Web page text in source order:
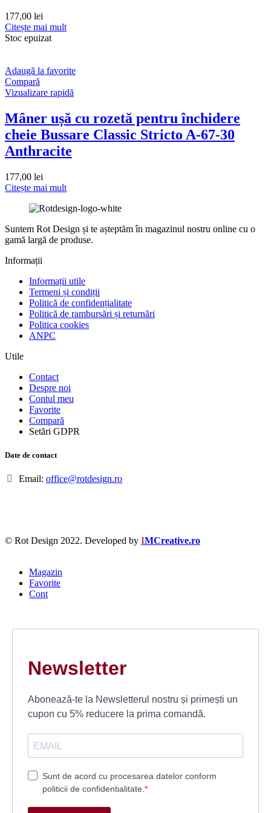
177,00 lei
Citește mai mult
Stoc epuizat
Adaugă la favorite
Compară
Vizualizare rapidă
Mâner ușă cu rozetă pentru închidere
cheie Bussare Classic Stricto A-67-30
Anthracite
177,00 lei
Citește mai mult
Suntem Rot Design și te așteptăm în magazinul nostru online cu o
gamă largă de produse.
Informații
Informații utile
Termeni și condiții
Politică de confidențialitate
Politică de rambursări și returnări
Politica cookies
ANPC
Utile
Contact
Despre noi
Contul meu
Favorite
Compară
Setări GDPR
Date de contact
Email: office@rotdesign.ro
© Rot Design 2022. Developed by IMCreative.ro
Magazin
Favorite
Cont
Newsletter
Abonează-te la Newsletterul nostru și primești un
cupon cu 5% reducere la prima comandă.
Sunt de acord cu procesarea datelor conform
politicii de confidentialitate.